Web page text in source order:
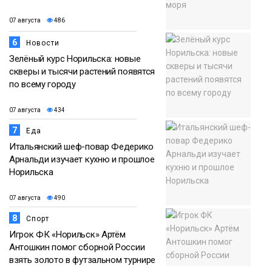
07 августа 486
6 Новости
Зелёный курс Норильска: новые
скверы и тысячи растений появятся
по всему городу
07 августа 434
7 Еда
Итальянский шеф-повар Федерико
Арнальди изучает кухню и прошлое
Норильска
07 августа 490
8 Спорт
Игрок ФК «Норильск» Артём
Антошкин помог сборной России
взять золото в футзальном турнире